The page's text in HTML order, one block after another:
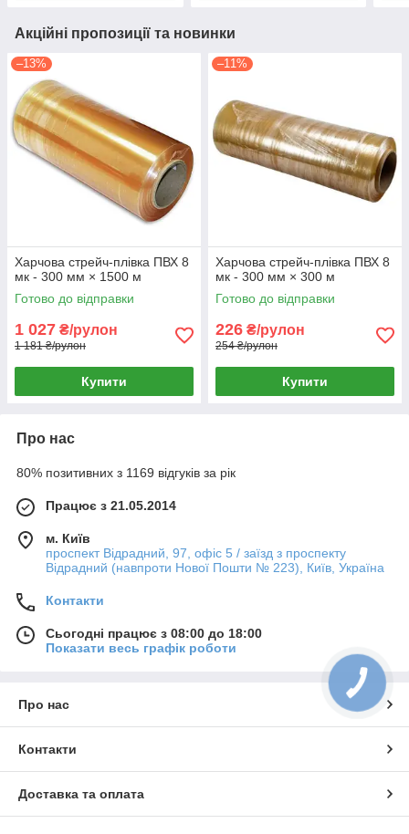
Акційні пропозиції та новинки
–13%
Харчова стрейч-плівка ПВХ 8
мк - 300 мм × 1500 м
Готово до відправки
1 027 ₴/рулон
1 181 ₴/рулон
Купити
–11%
Харчова стрейч-плівка ПВХ 8
мк - 300 мм × 300 м
Готово до відправки
226 ₴/рулон
254 ₴/рулон
Купити
Про нас
80% позитивних з 1169 відгуків за рік
Працює з 21.05.2014
м. Київ
проспект Відрадний, 97, офіс 5 / заїзд з проспекту
Відрадний (навпроти Нової Пошти № 223), Київ, Україна
Контакти
Сьогодні працює з 08:00 до 18:00
Показати весь графік роботи
Про нас
Контакти
Доставка та оплата